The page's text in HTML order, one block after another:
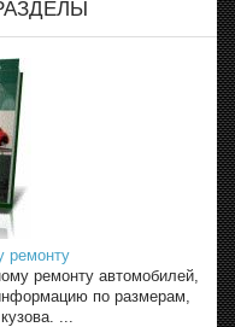
ремонту
ремонту автомобилей,
по размерам,
...